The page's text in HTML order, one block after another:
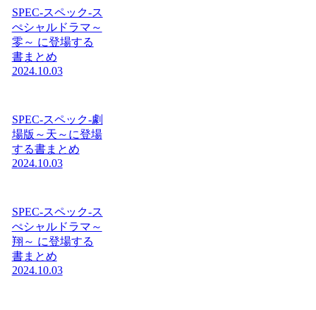
SPEC-スペック-ス
ぺシャルドラマ～
零～ に登場する
書まとめ
2024.10.03
SPEC-スペック-劇
場版～天～に登場
する書まとめ
2024.10.03
SPEC-スペック-ス
ぺシャルドラマ～
翔～ に登場する
書まとめ
2024.10.03